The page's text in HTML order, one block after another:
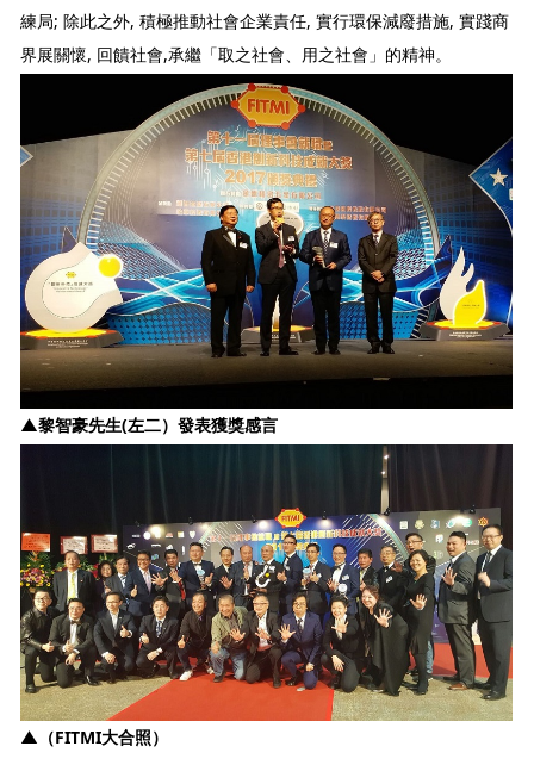
練局; 除此之外, 積極推動社會企業責任, 實行環保減廢措施, 實踐商
界展關懷, 回饋社會,承繼「取之社會、用之社會」的精神。
▲黎智豪先生(左二）發表獲獎感言
▲ （FITMI大合照）